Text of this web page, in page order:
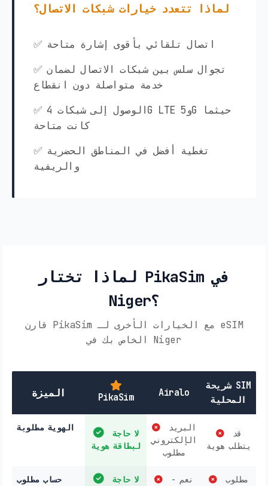
لماذا تتعدد خيارات شبكات الاتصال؟
✅ اتصال تلقائي بأقوى إشارة متاحة
✅ تجوال سلس بين شبكات الاتصال لضمان
خدمة متواصلة دون انقطاع
✅ الوصول إلى شبكات 4G LTE و5G حيثما
كانت متاحة
✅ تغطية أفضل في المناطق الحضرية
والريفية
لماذا تختار PikaSim في
Niger؟
قارن PikaSim مع الخيارات الأخرى لـ eSIM
الخاص بك في Niger
الميزة PikaSim Airalo
شريحة SIM
المحلية
الهوية مطلوبة
لبطاقة هوية
الإلكتروني
مطلوب
يتطلب هوية
حساب مطلوب
مطلوب